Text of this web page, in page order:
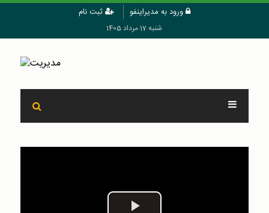
ورود به مدیراینفو ثبت نام
شنبه 17 مرداد 1405